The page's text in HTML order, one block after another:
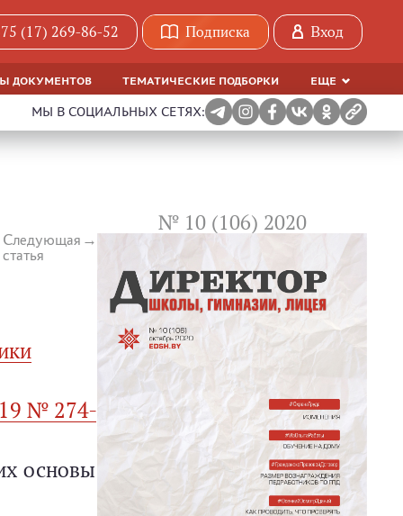
(17) 269-86-52 Подписка Вход
ДОКУМЕНТОВ ТЕМАТИЧЕСКИЕ ПОДБОРКИ ЕЩЕ
МЫ В СОЦИАЛЬНЫХ СЕТЯХ:
Следующая
статья
№ 274-
основы
№ 10 (106) 2020